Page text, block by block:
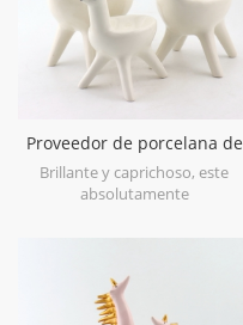
Proveedor de porcelana de
porcelana blanca de
porcelana
Brillante y caprichoso, este
absolutamente
estilo dulce para arreglar tu
espacio.